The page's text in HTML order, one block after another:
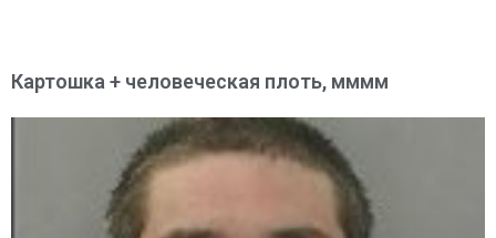
Картошка + человеческая плоть, мммм